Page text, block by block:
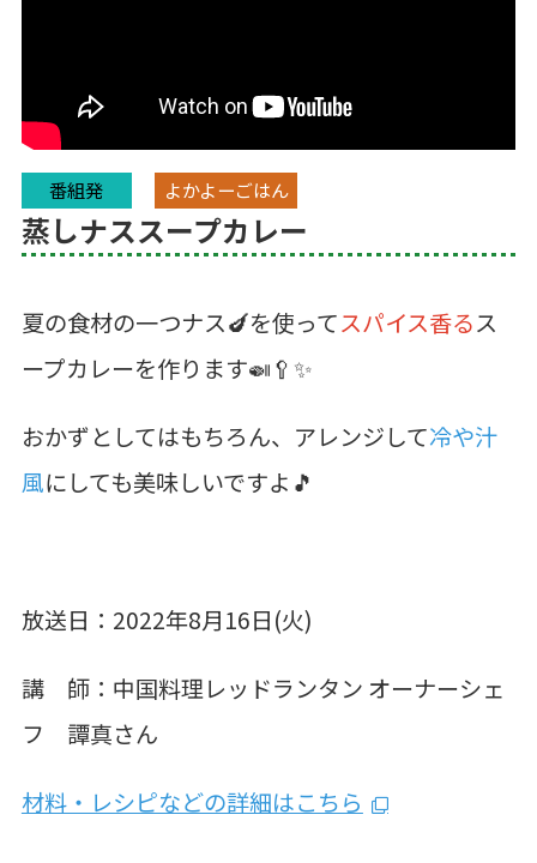
番組発 よかよーごはん
蒸しナススープカレー
夏の食材の一つナス🍆を使ってスパイス香るス
ープカレーを作ります🍛🥄✨
おかずとしてはもちろん、アレンジして冷や汁
風にしても美味しいですよ🎵
放送日：2022年8月16日(火)
講 師：中国料理レッドランタン オーナーシェ
フ 譚真さん
材料・レシピなどの詳細はこちら